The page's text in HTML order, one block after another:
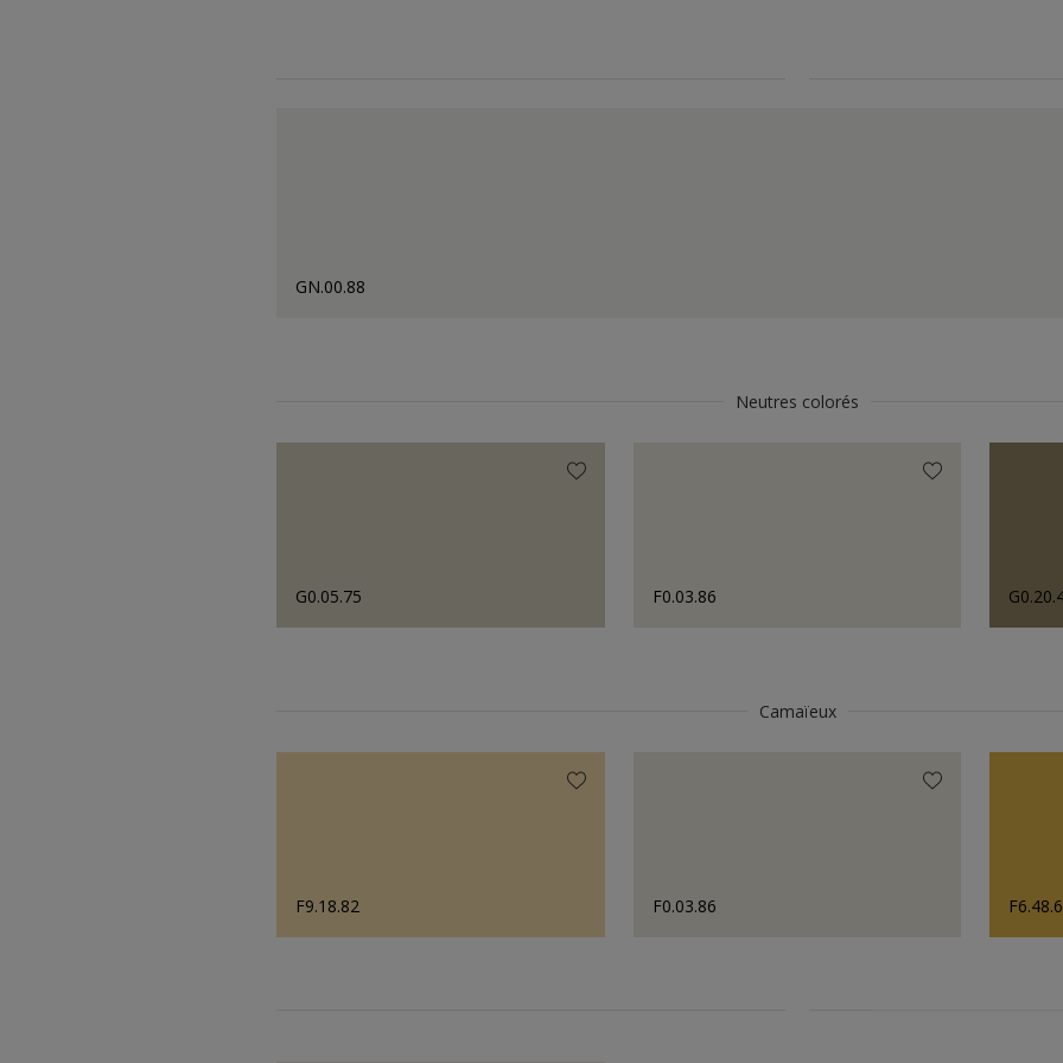
GN.00.88
Neutres colorés
G0.05.75 F0.03.86
Camaïeux
F9.18.82 F0.03.86